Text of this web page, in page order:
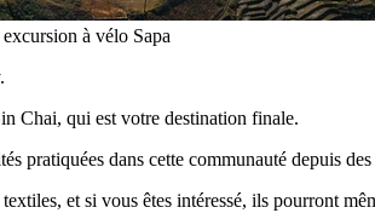
à vélo Sapa
Chai, qui est votre destination finale.
pratiquées dans cette communauté depuis
et si vous êtes intéressé, ils pourront